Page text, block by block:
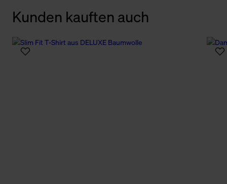
Kunden kauften auch